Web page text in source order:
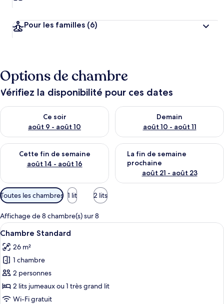
Pour les familles (6)
Options de chambre
Vérifiez la disponibilité pour ces dates
Ce soir
août 9 - août 10
Vérifier la disponibilité pour ce soir août 9 - août 10
Demain
août 10 - août 11
Vérifier la disponibilité pour
Cette fin de semaine
août 14 - août 16
Vérifier la disponibilité pour cette fin de semaine août 14 -
La fin de semaine
prochaine
août 21 - août 23
Vérifier la disponibilité pour
Filtres
disponibles
pour
les
chambres
Toutes les chambres 1 lit 2 lits
Affichage de 8 chambre(s) sur 8
Afficher
toutes
les
photos
pour
ce
type
Une chambre d’hôtel moderne
5
Chambre Standard
26 m²
1 chambre
2 personnes
2 lits jumeaux ou 1 très grand lit
Wi-Fi gratuit